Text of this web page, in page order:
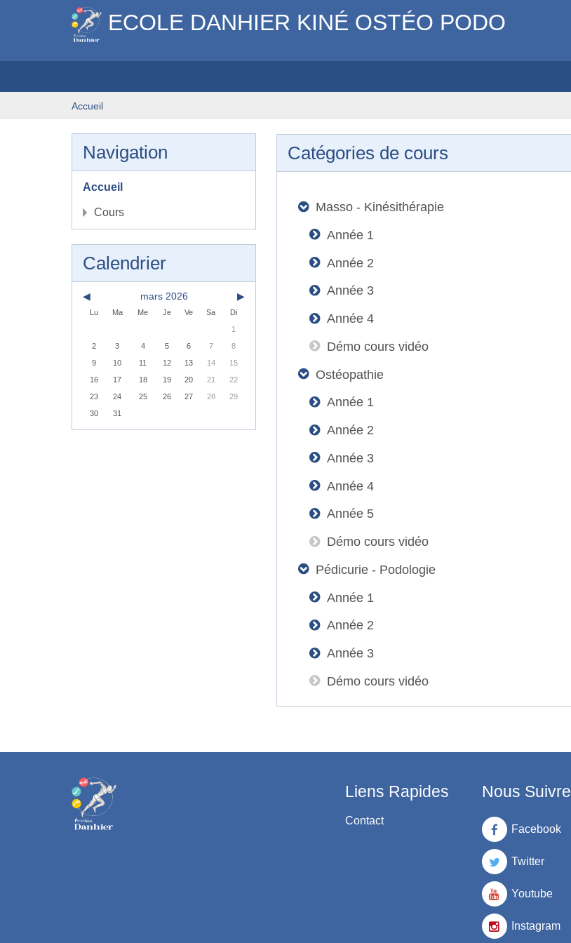
ECOLE DANHIER KINÉ OSTÉO PODO
Accueil
Catégories de cours
Masso - Kinésithérapie
Année 1
Année 2
Année 3
Année 4
Démo cours vidéo
Ostéopathie
Année 1
Année 2
Année 3
Année 4
Année 5
Démo cours vidéo
Pédicurie - Podologie
Année 1
Année 2
Année 3
Démo cours vidéo
Navigation
Accueil
Cours
Calendrier
◀︎ mars 2026 ▶︎
Lu Ma Me Je Ve Sa
Di
1
2
3 4 5 6 7
8
9
10 11 12 13 14
15
16
17 18 19 20 21
22
23
24 25 26 27 28
29
30
31
Liens Rapides
Contact
Nous Suivre
Facebook
Twitter
Youtube
Instagram